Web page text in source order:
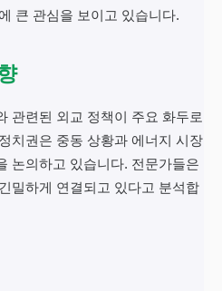
큰 관심을 보이고 있습니다.
관련된 외교 정책이 주요 화두로
치권은 중동 상황과 에너지 시장
논의하고 있습니다. 전문가들은
밀하게 연결되고 있다고 분석합